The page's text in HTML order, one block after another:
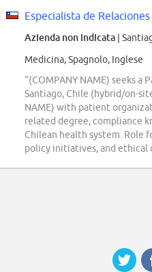
Azienda non indicata |
Medicina, Spagnolo, Inglese
“(COMPANY NAME) seeks
Santiago, Chile (hybrid/on-
NAME) with patient
related degree, compliance
Chilean health system. Role
policy initiatives, and ethical